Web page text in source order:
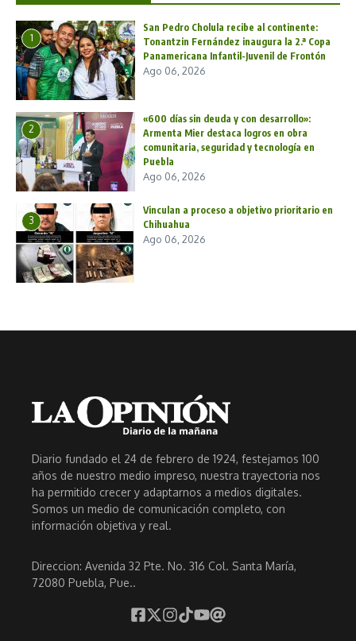
1
San Pedro Cholula recibe al continente:
Tonantzin Fernández inaugura la 2.ª Copa
Panamericana Infantil-Juvenil de Frontón
Ago 06, 2026
2
«600 días sin deuda y con desarrollo»:
Armenta Mier destaca logros en obra
comunitaria, seguridad y tecnología en
Puebla
Ago 06, 2026
3
Vinculan a proceso a objetivo prioritario en
Chihuahua
Ago 06, 2026
Diario fundado el 24 de febrero de 1924, festejamos 100
años de nuestro medio impreso, nuestra trayectoria nos
ha permitido crecer y adaptarnos a medios digitales.
Somos un medio de comunicación completo, con
información objetiva y real.
Direccion: Avenida 32 Pte. No. 316 Col. Santa María,
72080 Puebla, Pue..